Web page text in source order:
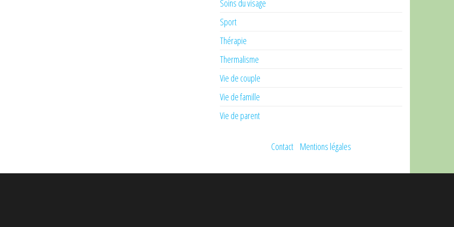
Soins du visage
Sport
Thérapie
Thermalisme
Vie de couple
Vie de famille
Vie de parent
Contact Mentions légales